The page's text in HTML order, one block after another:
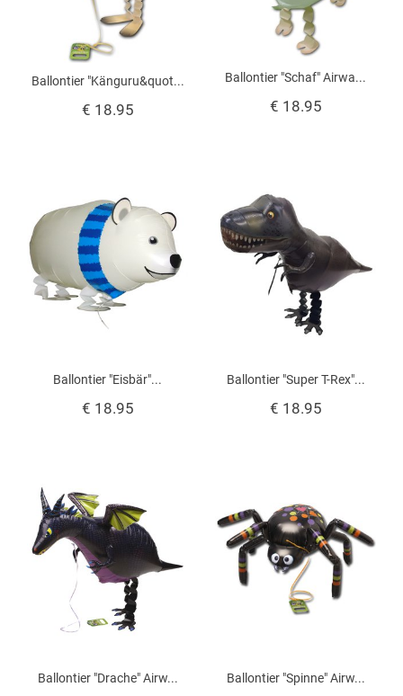
Ballontier "Känguru&quot...
€ 18.95
Ballontier "Schaf" Airwa...
€ 18.95
Ballontier "Super T-Rex"...
€ 18.95
Ballontier "Eisbär"...
€ 18.95
Ballontier "Drache" Airw... Ballontier "Spinne" Airw...